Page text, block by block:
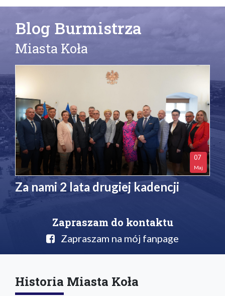
Blog Burmistrza
Miasta Koła
07
Maj
Za nami 2 lata drugiej kadencji
Zapraszam do kontaktu
Zapraszam na mój fanpage
Historia Miasta Koła